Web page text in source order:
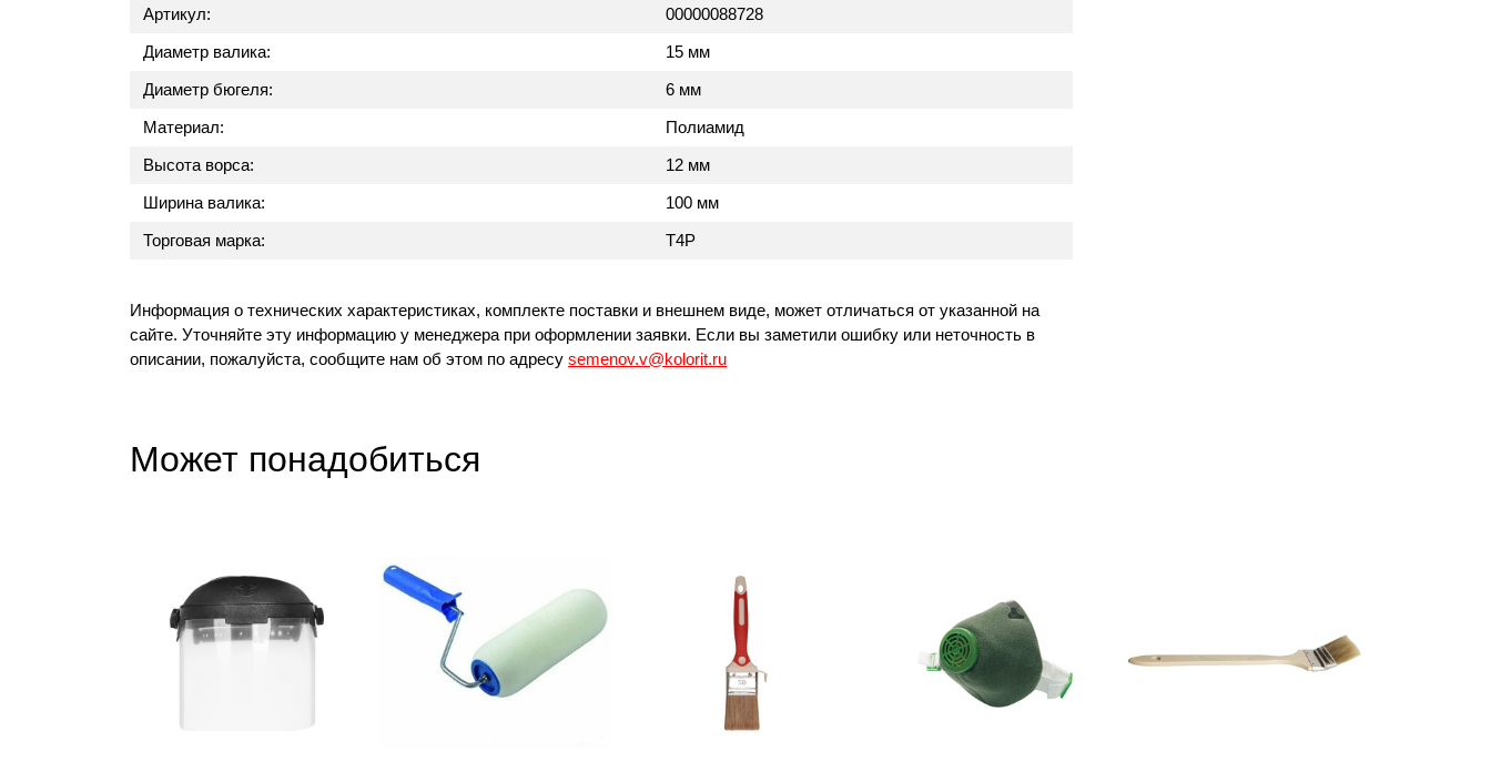
Артикул:
00000088728
Диаметр валика:
15 мм
Диаметр бюгеля:
6 мм
Материал:
Полиамид
Высота ворса:
12 мм
Ширина валика:
100 мм
Торговая марка:
T4P
Информация о технических характеристиках, комплекте поставки и внешнем виде, может отличаться от указанной на
сайте. Уточняйте эту информацию у менеджера при оформлении заявки. Если вы заметили ошибку или неточность в
описании, пожалуйста, сообщите нам об этом по адресу semenov.v@kolorit.ru
Может понадобиться